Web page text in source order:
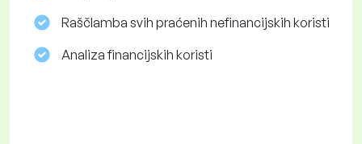
Raščlamba svih praćenih nefinancijskih koristi
Analiza financijskih koristi